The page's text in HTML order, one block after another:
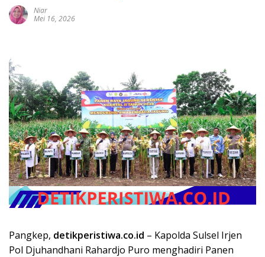
Niar
Mei 16, 2026
Pangkep, detikperistiwa.co.id – Kapolda Sulsel Irjen
Pol Djuhandhani Rahardjo Puro menghadiri Panen